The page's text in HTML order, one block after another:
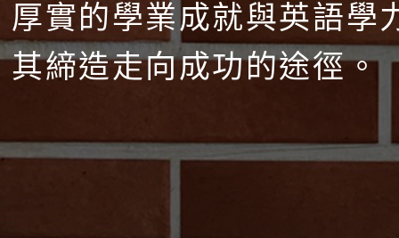
厚實的學業成就與英語學
其締造走向成功的途徑。